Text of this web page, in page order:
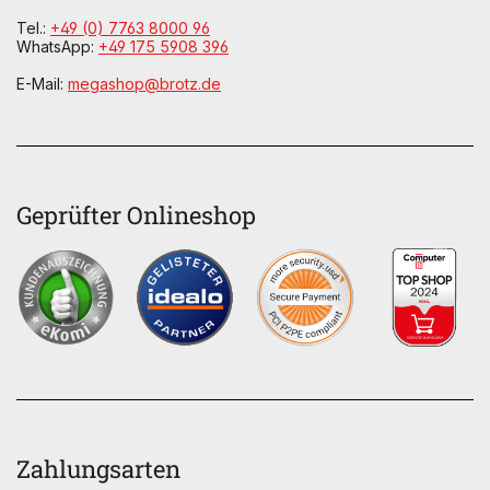
Tel.: +49 (0) 7763 8000 96
WhatsApp: +49 175 5908 396
E-Mail: megashop@brotz.de
Geprüfter Onlineshop
Zahlungsarten